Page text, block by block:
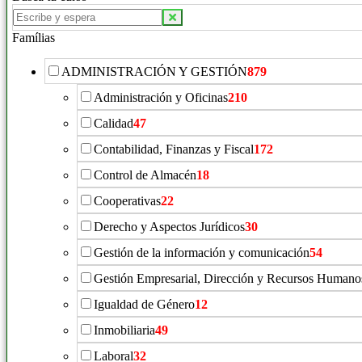
Famílias
ADMINISTRACIÓN Y GESTIÓN879
Administración y Oficinas210
Calidad47
Contabilidad, Finanzas y Fiscal172
Control de Almacén18
Cooperativas22
Derecho y Aspectos Jurídicos30
Gestión de la información y comunicación54
Gestión Empresarial, Dirección y Recursos
Igualdad de Género12
Inmobiliaria49
Laboral32